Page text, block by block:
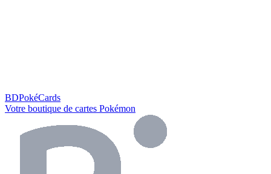
BDPokéCards
Votre boutique de cartes Pokémon